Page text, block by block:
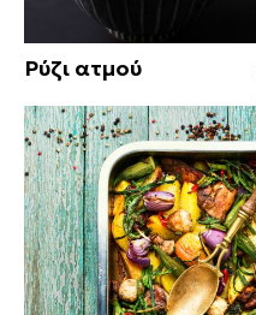
Ρύζι ατμού